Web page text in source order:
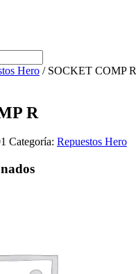
Hero / SOCKET COMP R
R
Categoría: Repuestos Hero